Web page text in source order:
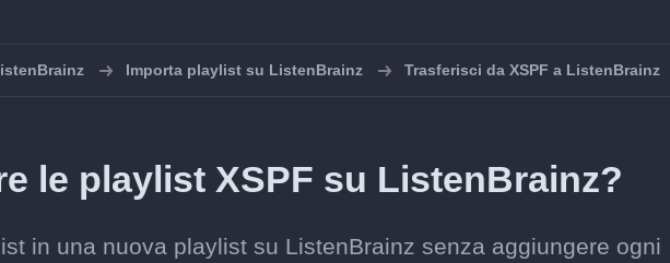
Importa playlist su ListenBrainz Trasferisci da XSPF a ListenBrainz
le playlist XSPF su ListenBrainz?
in una nuova playlist su ListenBrainz senza aggiungere ogni